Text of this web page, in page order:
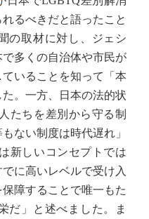
るべきだと語ったこと
の取材に対し、ジェシ
多くの自治体や市民が
いることを知って「本
。一方、日本の法的状
たちを差別から守る制
ない制度は時代遅れ」
新しいコンセプトでは
に高いレベルで受け入
障することで唯一もた
だ」と述べました。ま